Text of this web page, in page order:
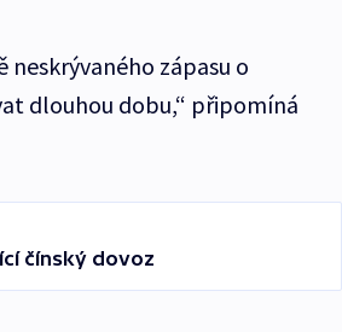
neskrývaného zápasu o
dlouhou dobu,“ připomíná
čínský dovoz